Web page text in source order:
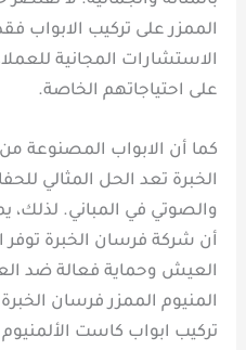
الممزر على تركيب الابواب
الاستشارات المجانية
على احتياجاتهم الخاصة.
كما أن الابواب المصنوعة
الخبرة تعد الحل المثالي
والصوتي في المباني. لذلك،
أن شركة فرسان الخبرة توفر
العيش وحماية فعالة ضد
المنيوم الممزر فرسان
تركيب ابواب كاست الألمنيوم